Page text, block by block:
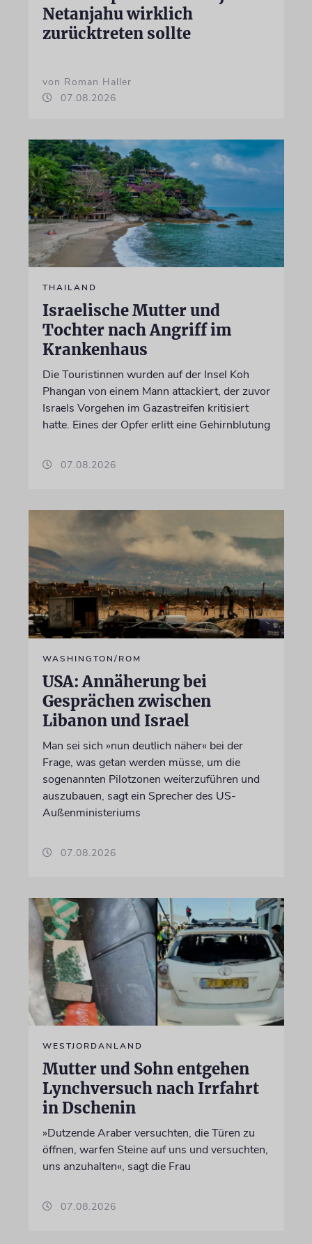
Netanjahu wirklich
zurücktreten sollte
von Roman Haller
07.08.2026
THAILAND
Israelische Mutter und
Tochter nach Angriff im
Krankenhaus
Die Touristinnen wurden auf der Insel Koh
Phangan von einem Mann attackiert, der zuvor
Israels Vorgehen im Gazastreifen kritisiert
hatte. Eines der Opfer erlitt eine Gehirnblutung
07.08.2026
WASHINGTON/ROM
USA: Annäherung bei
Gesprächen zwischen
Libanon und Israel
Man sei sich »nun deutlich näher« bei der
Frage, was getan werden müsse, um die
sogenannten Pilotzonen weiterzuführen und
auszubauen, sagt ein Sprecher des US-
Außenministeriums
07.08.2026
WESTJORDANLAND
Mutter und Sohn entgehen
Lynchversuch nach Irrfahrt
in Dschenin
»Dutzende Araber versuchten, die Türen zu
öffnen, warfen Steine auf uns und versuchten,
uns anzuhalten«, sagt die Frau
07.08.2026